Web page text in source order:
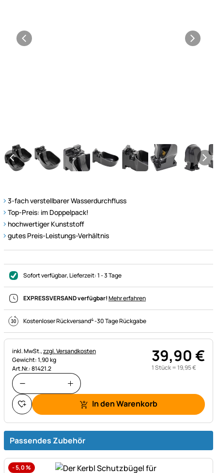
3-fach verstellbarer Wasserdurchfluss
Top-Preis: im Doppelpack!
hochwertiger Kunststoff
gutes Preis-Leistungs-Verhältnis
Sofort verfügbar, Lieferzeit:1 - 3 Tage
EXPRESSVERSAND verfügbar!Mehr erfahren
Kostenloser Rückversand4-30 Tage Rückgabe
Steuerhinweis:
inkl. MwSt.,zzgl. Versandkosten
Gewicht: 1,90 kg
Art.Nr.: 81421.2
39,90€
1 Stück =19,95€
In den Warenkorb
Passendes Zubehör
-5,0%